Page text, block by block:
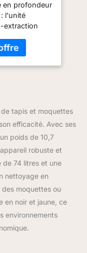
et
Textiles,
d'eau
10 l,
: 1
: 20-25
en profondeur
l'unité
extraction
tapis et les
de sol
meubles
les chaises
Haute
d'aspiration :
sont
et
aspirées.
nettoyées
sèches
Nettoyage
des tapis : la
de 240 mm
un angle
tapis et moquettes
efficacité. Avec ses
poids de 10,7
robuste et
de 74 litres et une
nettoyage en
moquettes ou
en noir et jaune, ce
environnements